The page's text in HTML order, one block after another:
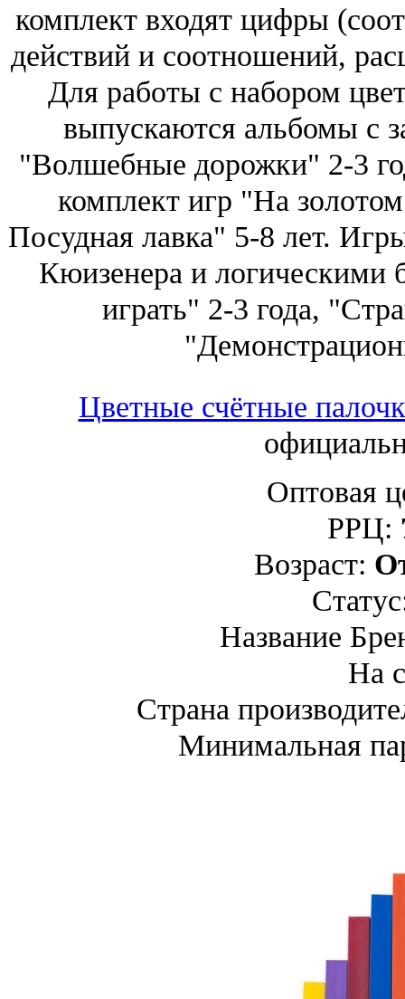
комплект входят цифры
действий и соотношений,
Для работы с набором
выпускаются альбомы с
"Волшебные дорожки" 2-3
комплект игр "На
Посудная лавка" 5-8 лет.
Кюизенера и логическими
играть" 2-3 года,
Цветные счётные
Оптовая
РРЦ:
Возраст:
Название
На
Страна
Минимальная